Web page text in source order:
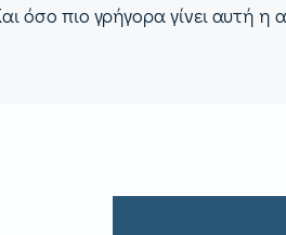
όσο πιο γρήγορα γίνει αυτή η